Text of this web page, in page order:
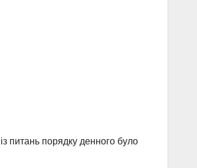
питань порядку денного було